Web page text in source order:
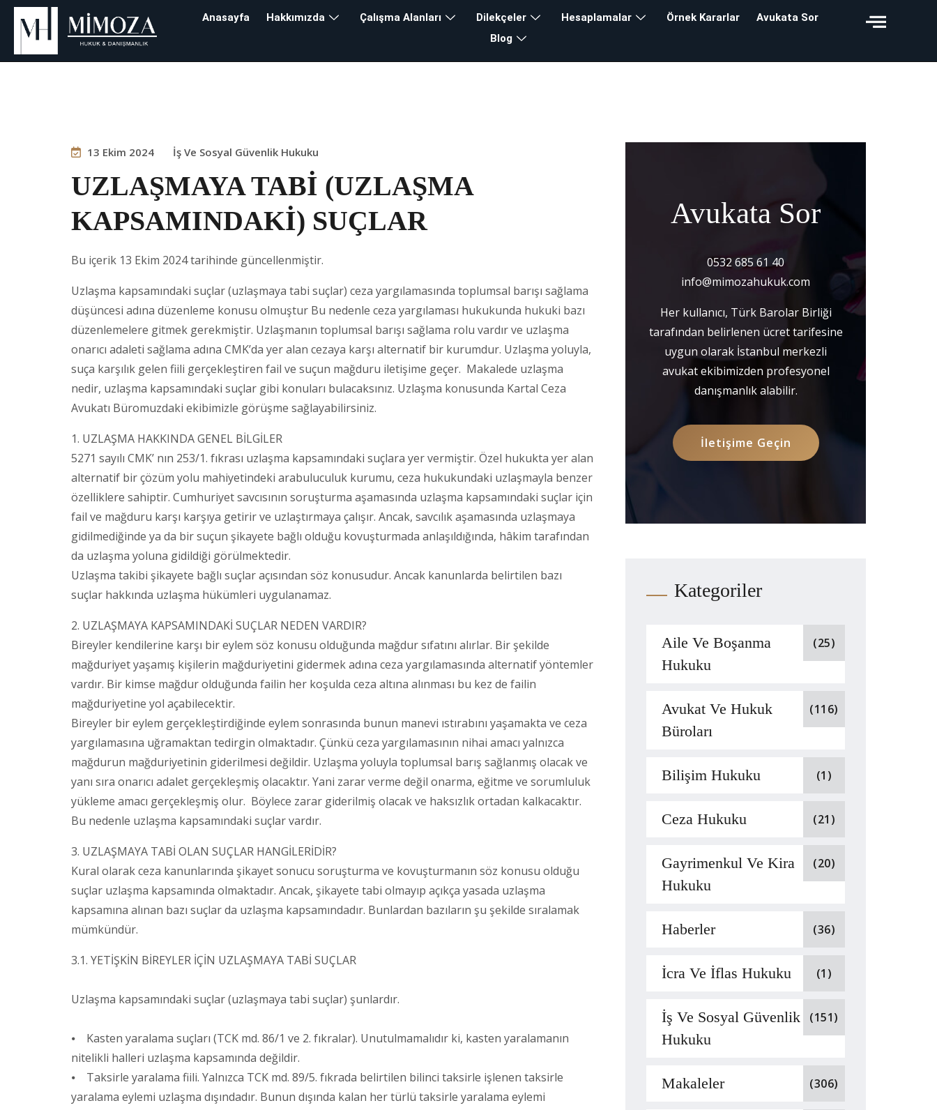
Anasayfa Hakkımızda Çalışma Alanları Dilekçeler Hesaplamalar Örnek Kararlar
Avukata Sor
Blog
13 Ekim 2024 İş Ve Sosyal Güvenlik Hukuku
UZLAŞMAYA TABİ (UZLAŞMA
KAPSAMINDAKİ) SUÇLAR
Bu içerik 13 Ekim 2024 tarihinde güncellenmiştir.
Uzlaşma kapsamındaki suçlar (uzlaşmaya tabi suçlar) ceza yargılamasında toplumsal barışı sağlama
düşüncesi adına düzenleme konusu olmuştur Bu nedenle ceza yargılaması hukukunda hukuki bazı
düzenlemelere gitmek gerekmiştir. Uzlaşmanın toplumsal barışı sağlama rolu vardır ve uzlaşma
onarıcı adaleti sağlama adına CMK’da yer alan cezaya karşı alternatif bir kurumdur. Uzlaşma yoluyla,
suça karşılık gelen fiili gerçekleştiren fail ve suçun mağduru iletişime geçer. Makalede uzlaşma
nedir, uzlaşma kapsamındaki suçlar gibi konuları bulacaksınız. Uzlaşma konusunda Kartal Ceza
Avukatı Büromuzdaki ekibimizle görüşme sağlayabilirsiniz.
1. UZLAŞMA HAKKINDA GENEL BİLGİLER
5271 sayılı CMK’ nın 253/1. fıkrası uzlaşma kapsamındaki suçlara yer vermiştir. Özel hukukta yer alan
alternatif bir çözüm yolu mahiyetindeki arabuluculuk kurumu, ceza hukukundaki uzlaşmayla benzer
özelliklere sahiptir. Cumhuriyet savcısının soruşturma aşamasında uzlaşma kapsamındaki suçlar için
fail ve mağduru karşı karşıya getirir ve uzlaştırmaya çalışır. Ancak, savcılık aşamasında uzlaşmaya
gidilmediğinde ya da bir suçun şikayete bağlı olduğu kovuşturmada anlaşıldığında, hâkim tarafından
da uzlaşma yoluna gidildiği görülmektedir.
Uzlaşma takibi şikayete bağlı suçlar açısından söz konusudur. Ancak kanunlarda belirtilen bazı
suçlar hakkında uzlaşma hükümleri uygulanamaz.
2. UZLAŞMAYA KAPSAMINDAKİ SUÇLAR NEDEN VARDIR?
Bireyler kendilerine karşı bir eylem söz konusu olduğunda mağdur sıfatını alırlar. Bir şekilde
mağduriyet yaşamış kişilerin mağduriyetini gidermek adına ceza yargılamasında alternatif yöntemler
vardır. Bir kimse mağdur olduğunda failin her koşulda ceza altına alınması bu kez de failin
mağduriyetine yol açabilecektir.
Bireyler bir eylem gerçekleştirdiğinde eylem sonrasında bunun manevi ıstırabını yaşamakta ve ceza
yargılamasına uğramaktan tedirgin olmaktadır. Çünkü ceza yargılamasının nihai amacı yalnızca
mağdurun mağduriyetinin giderilmesi değildir. Uzlaşma yoluyla toplumsal barış sağlanmış olacak ve
yanı sıra onarıcı adalet gerçekleşmiş olacaktır. Yani zarar verme değil onarma, eğitme ve sorumluluk
yükleme amacı gerçekleşmiş olur. Böylece zarar giderilmiş olacak ve haksızlık ortadan kalkacaktır.
Bu nedenle uzlaşma kapsamındaki suçlar vardır.
3. UZLAŞMAYA TABİ OLAN SUÇLAR HANGİLERİDİR?
Kural olarak ceza kanunlarında şikayet sonucu soruşturma ve kovuşturmanın söz konusu olduğu
suçlar uzlaşma kapsamında olmaktadır. Ancak, şikayete tabi olmayıp açıkça yasada uzlaşma
kapsamına alınan bazı suçlar da uzlaşma kapsamındadır. Bunlardan bazıların şu şekilde sıralamak
mümkündür.
3.1. YETİŞKİN BİREYLER İÇİN UZLAŞMAYA TABİ SUÇLAR
Uzlaşma kapsamındaki suçlar (uzlaşmaya tabi suçlar) şunlardır.
⦁ Kasten yaralama suçları (TCK md. 86/1 ve 2. fıkralar). Unutulmamalıdır ki, kasten yaralamanın
nitelikli halleri uzlaşma kapsamında değildir.
⦁ Taksirle yaralama fiili. Yalnızca TCK md. 89/5. fıkrada belirtilen bilinci taksirle işlenen taksirle
yaralama eylemi uzlaşma dışındadır. Bunun dışında kalan her türlü taksirle yaralama eylemi
Avukata Sor
0532 685 61 40
info@mimozahukuk.com
Her kullanıcı, Türk Barolar Birliği
tarafından belirlenen ücret tarifesine
uygun olarak İstanbul merkezli
avukat ekibimizden profesyonel
danışmanlık alabilir.
İletişime Geçin
Kategoriler
Aile Ve Boşanma
Hukuku
(25)
Avukat Ve Hukuk
Büroları
(116)
Bilişim Hukuku (1)
Ceza Hukuku (21)
Gayrimenkul Ve Kira
Hukuku
(20)
Haberler (36)
İcra Ve İflas Hukuku (1)
İş Ve Sosyal Güvenlik
Hukuku
(151)
Makaleler (306)